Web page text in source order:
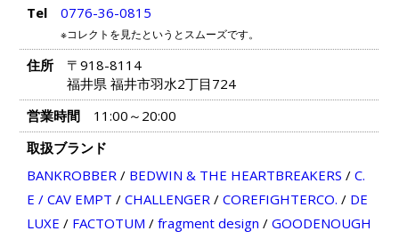
Tel 0776-36-0815
※コレクトを見たというとスムーズです。
住所
〒918-8114
福井県 福井市羽水2丁目724
営業時間
11:00～20:00
取扱ブランド
BANKROBBER/ BEDWIN & THE HEARTBREAKERS / C.
E / CAV EMPT / CHALLENGER/ COREFIGHTERCO. / DE
LUXE / FACTOTUM / fragment design / GOODENOUGH